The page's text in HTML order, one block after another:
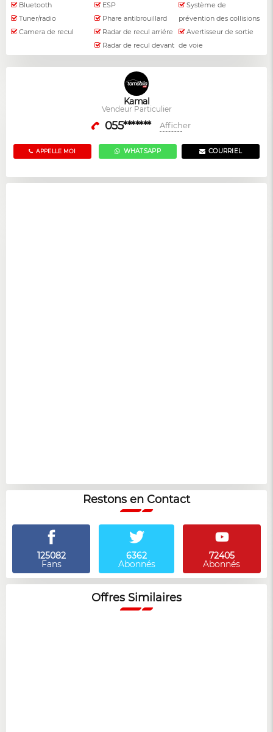
Bluetooth
Tuner/radio
Camera de recul
ESP
Phare antibrouillard
Radar de recul arriére
Radar de recul devant
Système de
prévention des collisions
Avertisseur de sortie
de voie
Kamal
Vendeur Particulier
055******* Afficher
APPELLE MOI COURRIEL
WHATSAPP
Restons en Contact
125082
Fans
6362
Abonnés
72405
Abonnés
Offres Similaires